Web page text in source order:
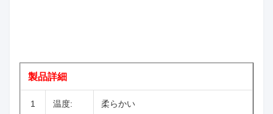
製品詳細
1 温度: 柔らかい